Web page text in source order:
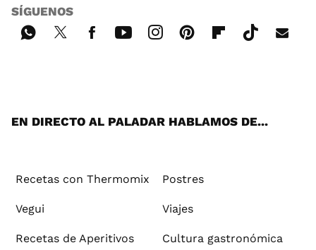
SÍGUENOS
EN DIRECTO AL PALADAR HABLAMOS DE...
Recetas con Thermomix Postres
Vegui Viajes
Recetas de Aperitivos Cultura gastronómica